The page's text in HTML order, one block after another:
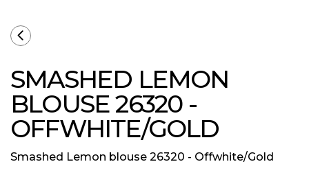
(Men)
(Sale)
SMASHED LEMON
BLOUSE 26320 -
OFFWHITE/GOLD
Smashed Lemon blouse 26320 - Offwhite/Gold